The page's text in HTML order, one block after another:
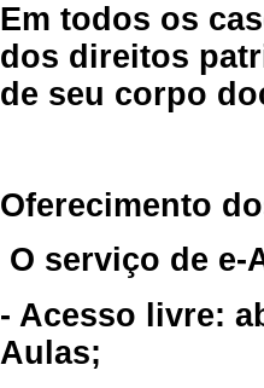
Em todos os
dos direitos
de seu corpo
Oferecimento
O serviço de e-
- Acesso livre:
Aulas;